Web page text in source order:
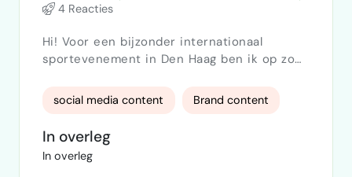
4 Reacties
Hi! Voor een bijzonder internationaal
sportevenement in Den Haag ben ik op zoek
(foto en/of video) die het leuk vindt om een
premium theebrand vast te leggen. Ik ben
de oprichter van een nieuwe premium
theeonderneming. Onze thee is afkomstig
social media content Brand content
In overleg
In overleg